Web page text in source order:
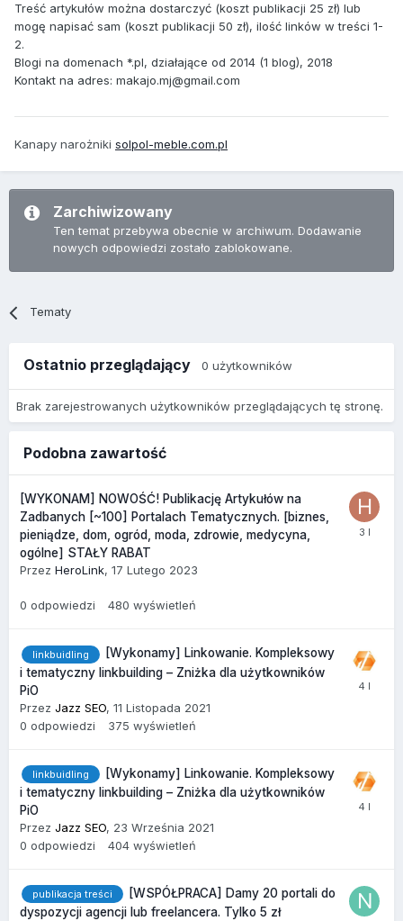
Treść artykułów można dostarczyć (koszt publikacji 25 zł) lub
mogę napisać sam (koszt publikacji 50 zł), ilość linków w treści 1-
2.
Blogi na domenach *.pl, działające od 2014 (1 blog), 2018
Kontakt na adres: makajo.mj@gmail.com
Kanapy narożniki solpol-meble.com.pl
Zarchiwizowany
Ten temat przebywa obecnie w archiwum. Dodawanie
nowych odpowiedzi zostało zablokowane.
Tematy
Ostatnio przeglądający 0 użytkowników
Brak zarejestrowanych użytkowników przeglądających tę stronę.
Podobna zawartość
[WYKONAM] NOWOŚĆ! Publikację Artykułów na
Zadbanych [~100] Portalach Tematycznych. [biznes,
pieniądze, dom, ogród, moda, zdrowie, medycyna,
ogólne] STAŁY RABAT
Przez HeroLink, 17 Lutego 2023
0 odpowiedzi 480 wyświetleń
linkbuidling
[Wykonamy] Linkowanie. Kompleksowy
i tematyczny linkbuilding – Zniżka dla użytkowników
PiO
Przez Jazz SEO, 11 Listopada 2021
0 odpowiedzi 375 wyświetleń
linkbuidling
[Wykonamy] Linkowanie. Kompleksowy
i tematyczny linkbuilding – Zniżka dla użytkowników
PiO
Przez Jazz SEO, 23 Września 2021
0 odpowiedzi 404 wyświetleń
publikacja treści
[WSPÓŁPRACA] Damy 20 portali do
dyspozycji agencji lub freelancera. Tylko 5 zł